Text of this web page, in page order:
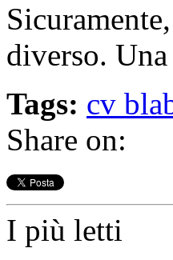
diverso.
Tags: cv
Share on:
I più letti